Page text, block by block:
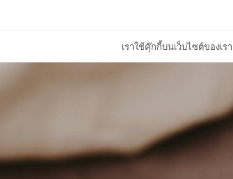
เราใช้คุ๊กกี้บนเว็บไซต์ของเ